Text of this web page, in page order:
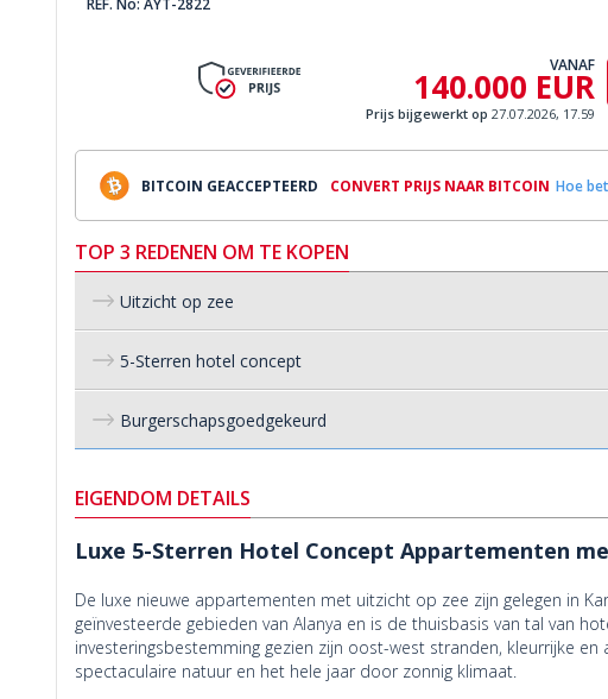
VANAF
140.000 EUR
Prijs bijgewerkt op 27.07.2026, 17.59
BITCOIN GEACCEPTEERD CONVERT PRIJS NAAR BITCOIN Hoe
TOP 3 REDENEN OM TE KOPEN
Uitzicht op zee
5-Sterren hotel concept
Burgerschapsgoedgekeurd
EIGENDOM DETAILS
Luxe 5-Sterren Hotel Concept Appartementen
De luxe nieuwe appartementen met uitzicht op zee zijn gelegen in
geïnvesteerde gebieden van Alanya en is de thuisbasis van tal van
investeringsbestemming gezien zijn oost-west stranden, kleurrijke en
spectaculaire natuur en het hele jaar door zonnig klimaat.